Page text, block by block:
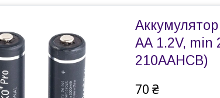
АА 1.2V, min
210AAHCB)
70 ₴